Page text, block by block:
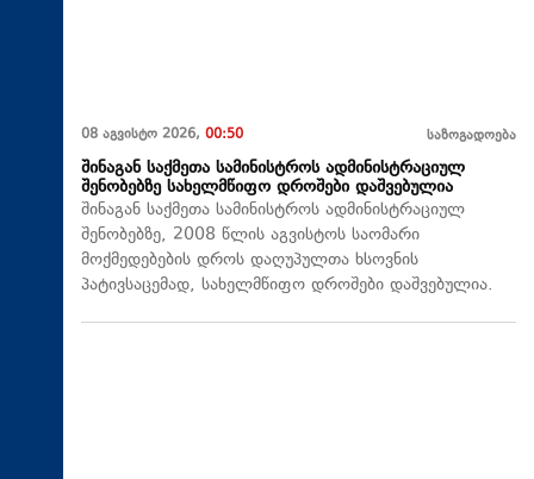
08 აგვისტო 2026, 00:50 საზოგადოება
შინაგან საქმეთა სამინისტროს ადმინისტრაციულ
შენობებზე სახელმწიფო დროშები დაშვებულია
შინაგან საქმეთა სამინისტროს ადმინისტრაციულ
შენობებზე, 2008 წლის აგვისტოს საომარი
მოქმედებების დროს დაღუპულთა ხსოვნის
პატივსაცემად, სახელმწიფო დროშები დაშვებულია.